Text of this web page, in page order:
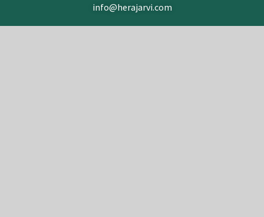
info@herajarvi.com